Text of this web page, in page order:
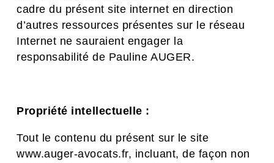
cadre du présent site internet en direction
d’autres ressources présentes sur le réseau
Internet ne sauraient engager la
responsabilité de Pauline AUGER.
Propriété intellectuelle :
Tout le contenu du présent sur le site
www.auger-avocats.fr, incluant, de façon non